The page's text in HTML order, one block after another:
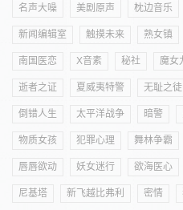
名声大噪 美剧原声 枕边音乐
新闻编辑室 触摸未来 熟女镇
南国医恋 X音素 秘社 魔女
逝者之证 夏威夷特警 无耻之徒
倒错人生 太平洋战争 暗警
物质女孩 犯罪心理 舞林争霸
唇唇欲动 妖女迷行 欲海医心
尼基塔 新飞越比弗利 密情